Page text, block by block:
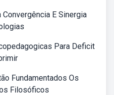
E Sinergia
Para Deficit
Fundamentados Os
Filosóficos